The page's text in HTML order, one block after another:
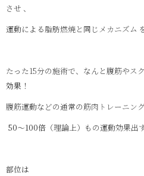
させ 、
運動による脂肪燃焼と同じメカニズム
たった15分の施術で、なんと腹筋やス
効果！
腹筋運動などの通常の筋肉トレーニング
50〜100倍 （理論上）もの運動効果出
部位は